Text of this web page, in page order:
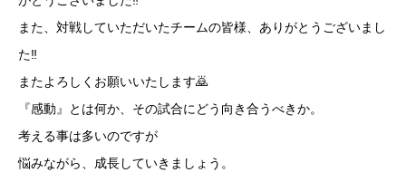
また、対戦していただいたチームの皆様、ありがとうございまし
た‼️
またよろしくお願いいたします🙇
『感動』とは何か、その試合にどう向き合うべきか。
考える事は多いのですが
悩みながら、成長していきましょう。